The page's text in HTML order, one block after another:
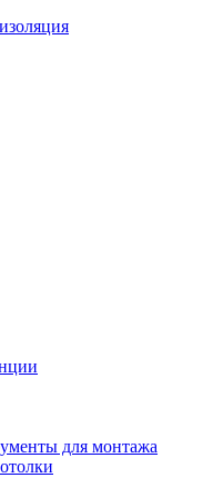
для монтажа